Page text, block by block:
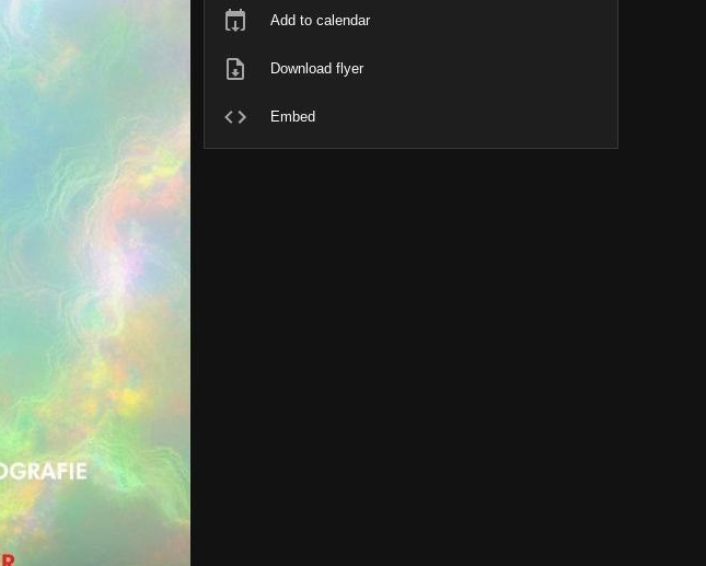
Add to calendar
Download flyer
Embed